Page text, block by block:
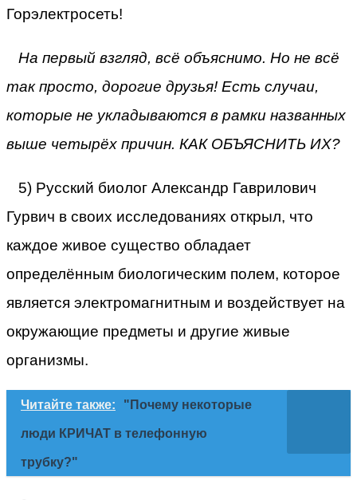
Горэлектросеть!
На первый взгляд, всё объяснимо. Но не всё
так просто, дорогие друзья! Есть случаи,
которые не укладываются в рамки названных
выше четырёх причин. КАК ОБЪЯСНИТЬ ИХ?
5) Русский биолог Александр Гаврилович
Гурвич в своих исследованиях открыл, что
каждое живое существо обладает
определённым биологическим полем, которое
является электромагнитным и воздействует на
окружающие предметы и другие живые
организмы.
Читайте также: "Почему некоторые
люди КРИЧАТ в телефонную
трубку?"